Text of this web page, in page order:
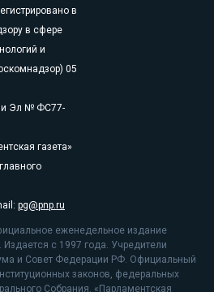
в
в сфере
и
05
Эл № ФС77-
газета»
pg@pnp.ru
еженедельное издание
с 1997 года. Учредители
и Совет Федерации РФ. Официальный
законов, федеральных
Собрания. «Парламентская